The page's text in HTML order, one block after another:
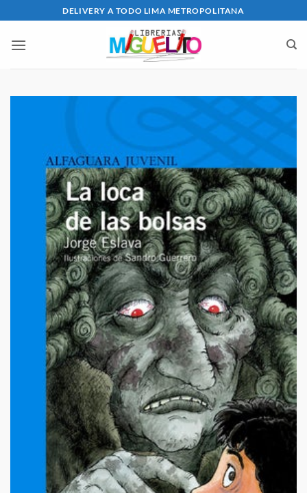
al
contenido
DELIVERY A TODO LIMA METROPOLITANA